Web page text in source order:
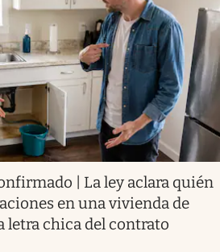
| La ley aclara quién
en una vivienda de
letra chica del contrato